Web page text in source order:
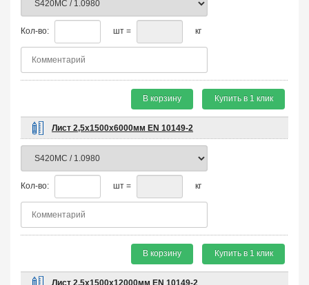
Кол-во: шт = кг
В корзину Купить в 1 клик
Лист 2,5х1500х6000мм EN 10149-2
Кол-во: шт = кг
В корзину Купить в 1 клик
Лист 2,5х1500х12000мм EN 10149-2